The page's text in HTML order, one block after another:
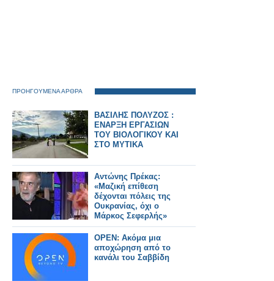
ΠΡΟΗΓΟΥΜΕΝΑ ΑΡΘΡΑ
ΒΑΣΙΛΗΣ ΠΟΛΥΖΟΣ :
ΕΝΑΡΞΗ ΕΡΓΑΣΙΩΝ
ΤΟΥ ΒΙΟΛΟΓΙΚΟΥ ΚΑΙ
ΣΤΟ ΜΥΤΙΚΑ
Αντώνης Πρέκας:
«Μαζική επίθεση
δέχονται πόλεις της
Ουκρανίας, όχι ο
Μάρκος Σεφερλής»
OPEN: Ακόμα μια
αποχώρηση από το
κανάλι του Σαββίδη